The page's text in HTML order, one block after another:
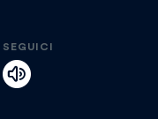
SEGUICI